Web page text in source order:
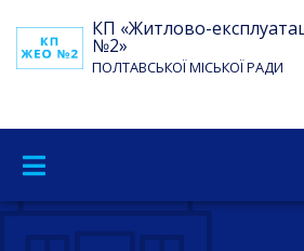
КП «Житлово-
№2»
ПОЛТАВСЬКОЇ МІСЬКОЇ РАДИ